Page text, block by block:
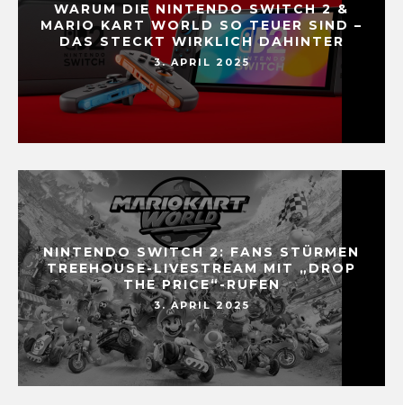
WARUM DIE NINTENDO SWITCH 2 &
MARIO KART WORLD SO TEUER SIND –
DAS STECKT WIRKLICH DAHINTER
3. APRIL 2025
NINTENDO SWITCH 2: FANS STÜRMEN
TREEHOUSE-LIVESTREAM MIT „DROP
THE PRICE“-RUFEN
3. APRIL 2025